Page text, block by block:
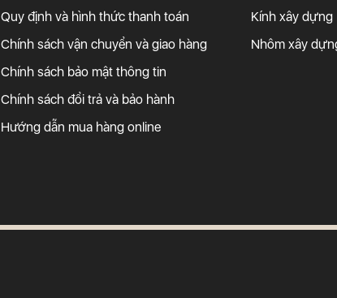
Quy định và hình thức thanh toán
Chính sách vận chuyển và giao hàng
Chính sách bảo mật thông tin
Chính sách đổi trả và bảo hành
Hướng dẫn mua hàng online
Kính xây dựng
Nhôm xây